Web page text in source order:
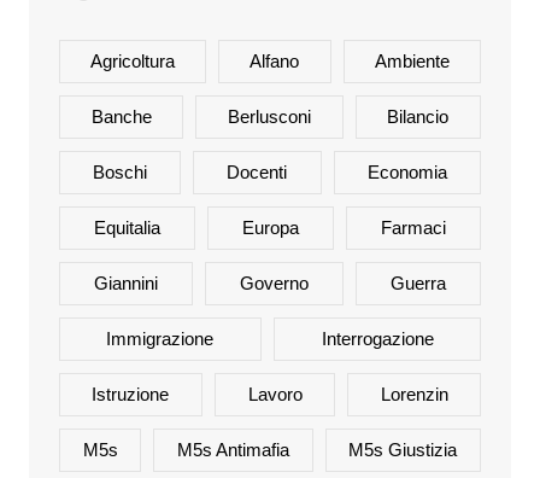
Agricoltura Alfano Ambiente
Banche Berlusconi Bilancio
Boschi Docenti Economia
Equitalia Europa Farmaci
Giannini Governo Guerra
Immigrazione Interrogazione
Istruzione Lavoro Lorenzin
M5s M5s Antimafia M5s Giustizia